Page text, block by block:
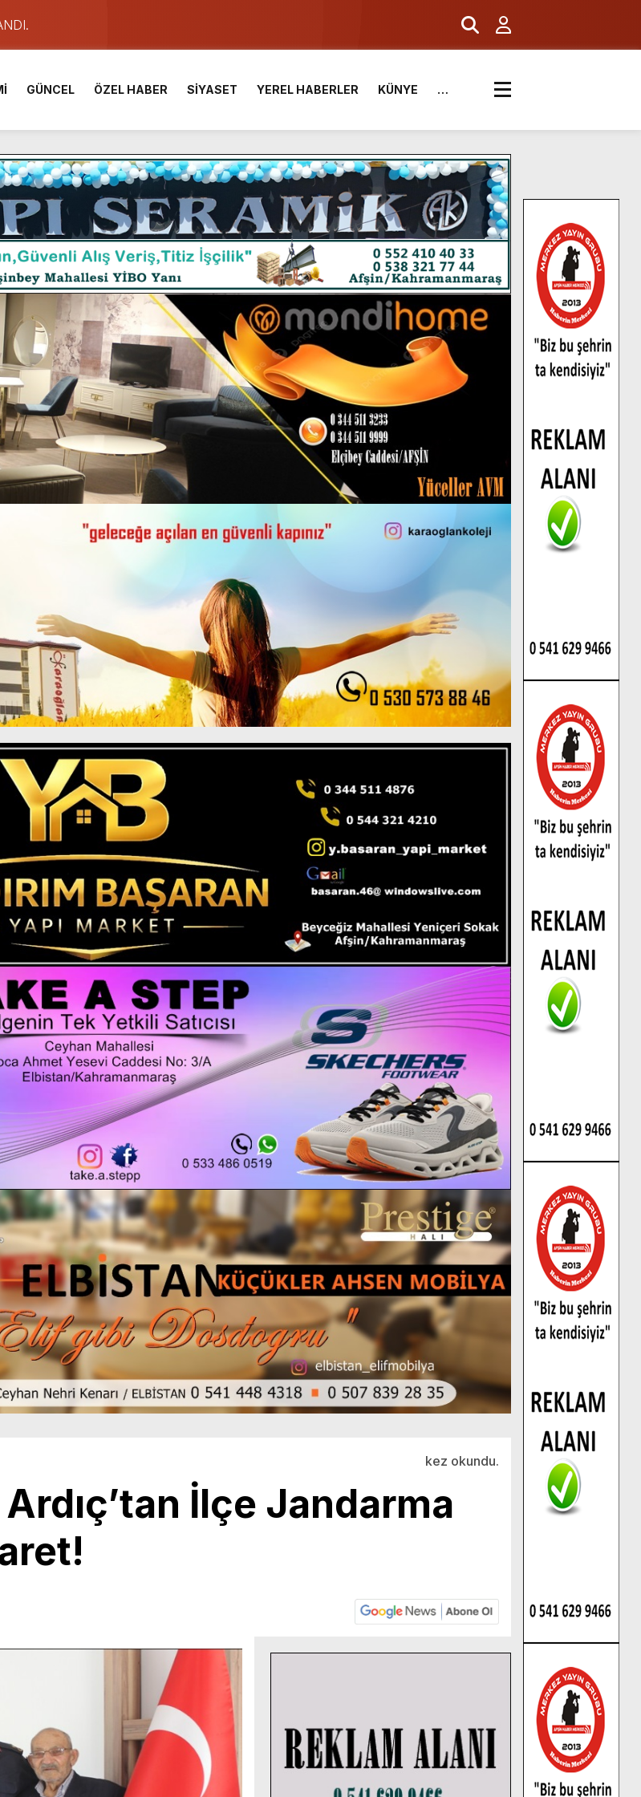
Şenlendi.
Konvoyu, güçlenerek ilerliyor.
Alacak.
Şehitlerinin Aileleriyle Bir Araya Geldi.
Beşikdüzü’nde hayırlı olsun ziyareti.
ve Bilimle Buluştu.
Etap Tamamlandı.
GÜNCEL ÖZEL HABER SİYASET YEREL HABERLER KÜNYE …
kez okundu.
İlçe Jandarma